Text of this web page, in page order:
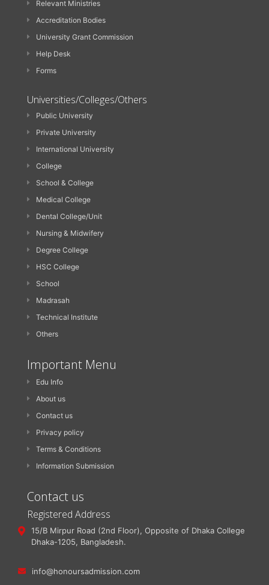
Relevant Ministries
Accreditation Bodies
University Grant Commission
Help Desk
Forms
Universities/Colleges/Others
Public University
Private University
International University
College
School & College
Medical College
Dental College/Unit
Nursing & Midwifery
Degree College
HSC College
School
Madrasah
Technical Institute
Others
Important Menu
Edu Info
About us
Contact us
Privacy policy
Terms & Conditions
Information Submission
Contact us
Registered Address
15/B Mirpur Road (2nd Floor), Opposite of Dhaka College
Dhaka-1205, Bangladesh.
info@honoursadmission.com